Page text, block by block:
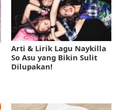
Arti & Lirik Lagu Naykilla
So Asu yang Bikin Sulit
Dilupakan!